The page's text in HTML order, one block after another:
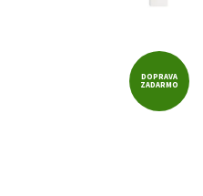
DOPRAVA
ZADARMO